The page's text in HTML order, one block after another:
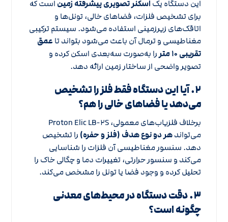
این دستگاه یک اسکنر تصویری پیشرفته زمین است که
برای تشخیص فلزات، فضاهای خالی، تونل‌ها و
اتاقک‌های زیرزمینی استفاده می‌شود. سیستم ترکیبی
مغناطیسی و ترمال آن باعث می‌شود بتواند تا عمق
تقریبی ۱۰ متر
را به‌صورت سه‌بعدی اسکن کرده و
تصویر واضحی از ساختار زمین ارائه دهد.
۲. آیا این دستگاه فقط فلز را تشخیص
می‌دهد یا فضاهای خالی را هم؟
برخلاف فلزیاب‌های معمولی، Proton Elic LB-۲S
می‌تواندهر دو نوع هدف (فلز و حفره) را تشخیص
دهد. سنسور مغناطیسی آن فلزات را شناسایی
می‌کند و سنسور حرارتی، تغییرات دما و چگالی خاک را
تحلیل کرده و وجود فضا یا تونل را مشخص می‌کند.
۳. دقت دستگاه در محیط‌های معدنی
چگونه است؟